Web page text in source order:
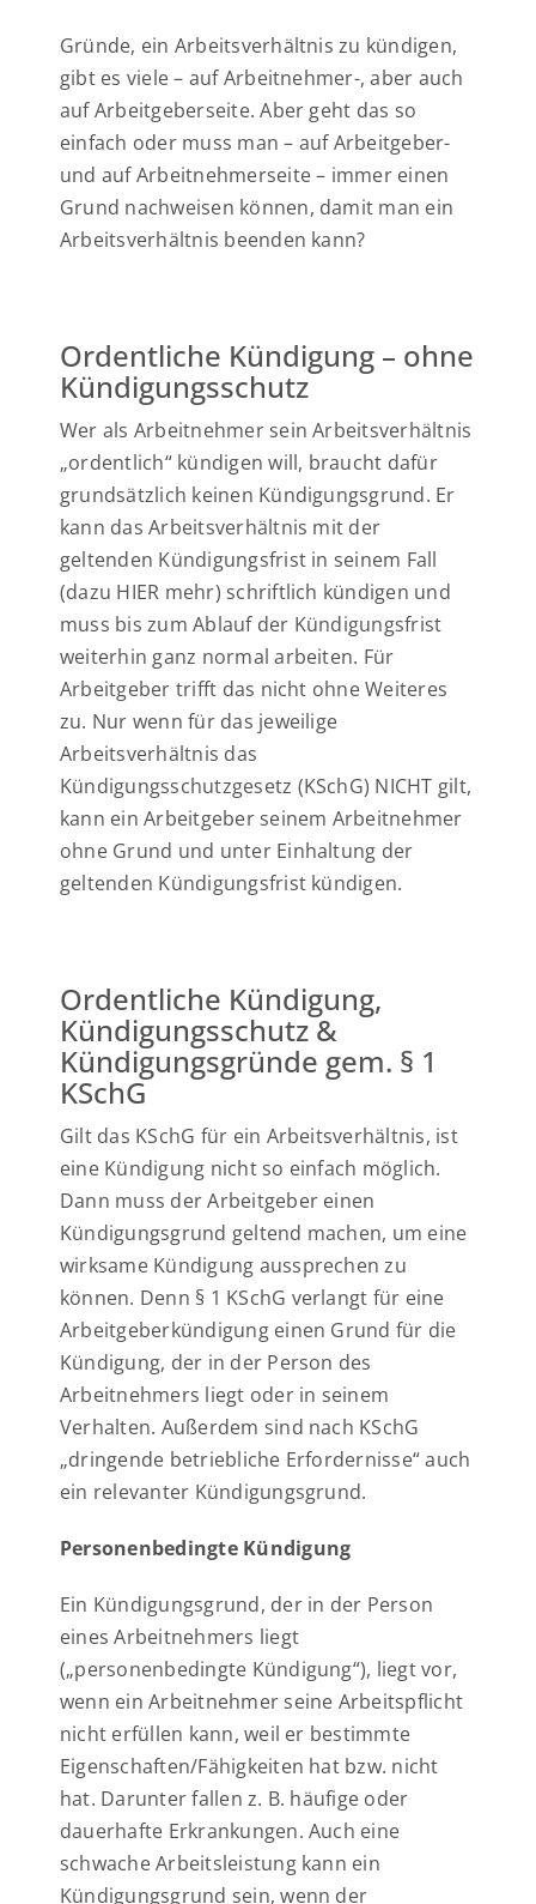
Urteile
Kontakt
Gründe, ein Arbeitsverhältnis zu kündigen,
gibt es viele – auf Arbeitnehmer-, aber auch
auf Arbeitgeberseite. Aber geht das so
einfach oder muss man – auf Arbeitgeber-
und auf Arbeitnehmerseite – immer einen
Grund nachweisen können, damit man ein
Arbeitsverhältnis beenden kann?
Ordentliche Kündigung – ohne
Kündigungsschutz
Wer als Arbeitnehmer sein Arbeitsverhältnis
„ordentlich“ kündigen will, braucht dafür
grundsätzlich keinen Kündigungsgrund. Er
kann das Arbeitsverhältnis mit der
geltenden Kündigungsfrist in seinem Fall
(dazu HIER mehr) schriftlich kündigen und
muss bis zum Ablauf der Kündigungsfrist
weiterhin ganz normal arbeiten. Für
Arbeitgeber trifft das nicht ohne Weiteres
zu. Nur wenn für das jeweilige
Arbeitsverhältnis das
Kündigungsschutzgesetz (KSchG) NICHT gilt,
kann ein Arbeitgeber seinem Arbeitnehmer
ohne Grund und unter Einhaltung der
geltenden Kündigungsfrist kündigen.
Ordentliche Kündigung,
Kündigungsschutz &
Kündigungsgründe gem. § 1
KSchG
Gilt das KSchG für ein Arbeitsverhältnis, ist
eine Kündigung nicht so einfach möglich.
Dann muss der Arbeitgeber einen
Kündigungsgrund geltend machen, um eine
wirksame Kündigung aussprechen zu
können. Denn § 1 KSchG verlangt für eine
Arbeitgeberkündigung einen Grund für die
Kündigung, der in der Person des
Arbeitnehmers liegt oder in seinem
Verhalten. Außerdem sind nach KSchG
„dringende betriebliche Erfordernisse“ auch
ein relevanter Kündigungsgrund.
Personenbedingte Kündigung
Ein Kündigungsgrund, der in der Person
eines Arbeitnehmers liegt
(„personenbedingte Kündigung“), liegt vor,
wenn ein Arbeitnehmer seine Arbeitspflicht
nicht erfüllen kann, weil er bestimmte
Eigenschaften/Fähigkeiten hat bzw. nicht
hat. Darunter fallen z. B. häufige oder
dauerhafte Erkrankungen. Auch eine
schwache Arbeitsleistung kann ein
Kündigungsgrund sein, wenn der